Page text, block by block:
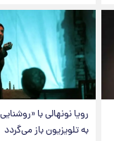
رویا نونهالی با
به تلویزیون باز می‌گردد